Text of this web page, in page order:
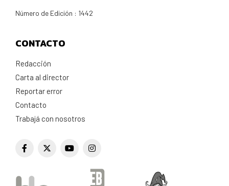
Número de Edición : 1442
CONTACTO
Redacción
Carta al director
Reportar error
Contacto
Trabajá con nosotros